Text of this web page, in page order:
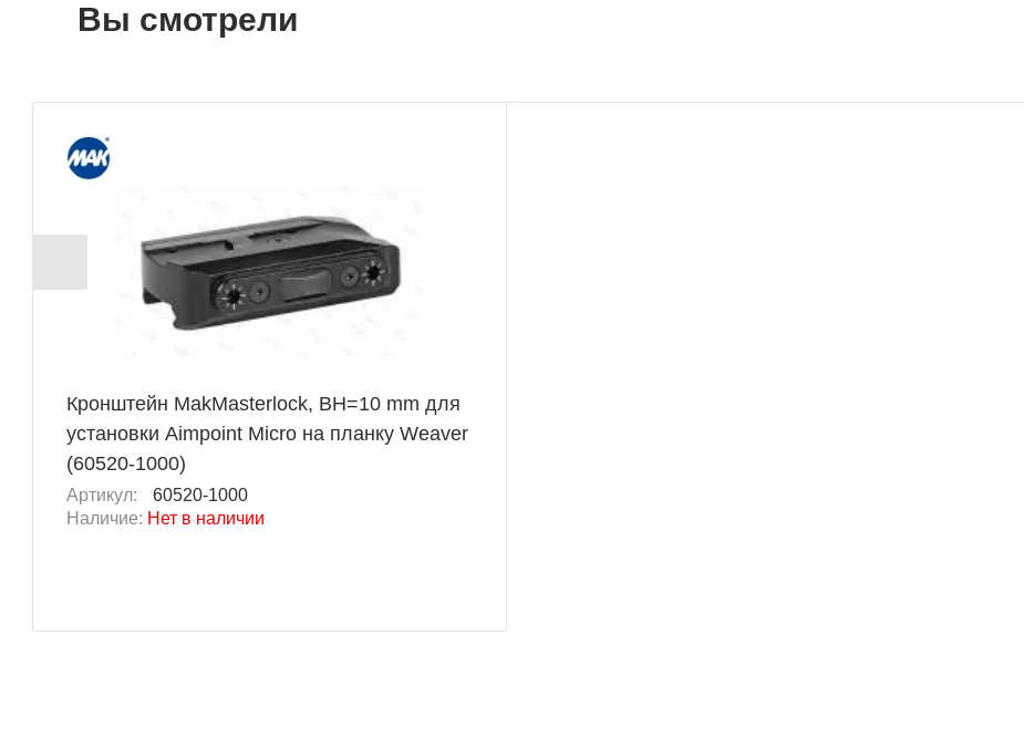
Вы смотрели
Кронштейн MakMasterlock, BH=10 mm для
установки Aimpoint Micro на планку Weaver
(60520-1000)
Артикул:
60520-1000
Наличие: Нет в наличии